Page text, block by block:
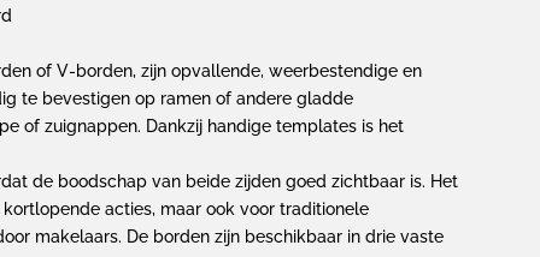
of V-borden, zijn opvallende, weerbestendige en
te bevestigen op ramen of andere gladde
of zuignappen. Dankzij handige templates is het
de boodschap van beide zijden goed zichtbaar is. Het
acties, maar ook voor traditionele
makelaars. De borden zijn beschikbaar in drie vaste